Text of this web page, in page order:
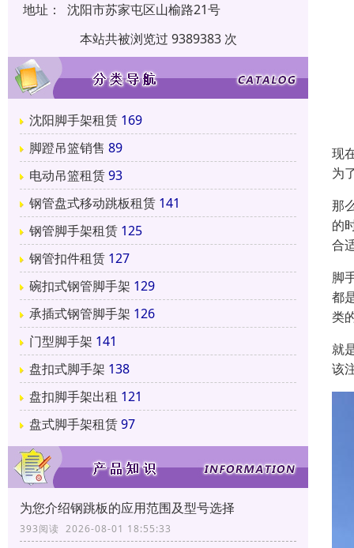
地址：
沈阳市苏家屯区山榆路21号
本站共被浏览过 9389383 次
沈阳脚手架租赁 169
脚蹬吊篮销售 89
电动吊篮租赁93
钢管盘式移动跳板租赁 141
钢管脚手架租赁 125
钢管扣件租赁 127
碗扣式钢管脚手架 129
承插式钢管脚手架 126
门型脚手架 141
盘扣式脚手架 138
盘扣脚手架出租 121
盘式脚手架租赁97
为您介绍钢跳板的应用范围及型号选择
393阅读 2026-08-01 18:55:33
现
为
那
的
合
脚
都
类
就
该